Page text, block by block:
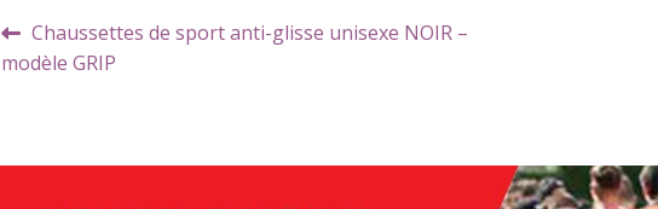
Navigation
de
Article
précédent :
Chaussettes de sport anti-glisse unisexe NOIR –
modèle GRIP